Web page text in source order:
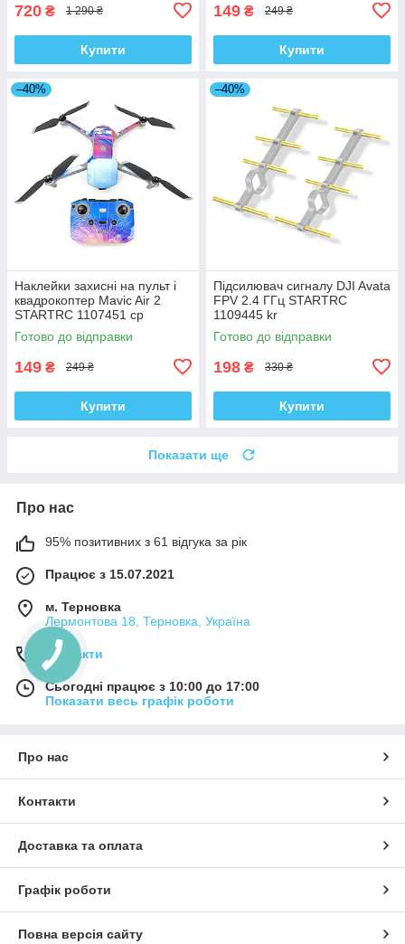
720 ₴ 1 290 ₴
Купити
149 ₴ 249 ₴
Купити
–40%
Наклейки захисні на пульт і
квадрокоптер Mavic Air 2
STARTRC 1107451 cp
Готово до відправки
149 ₴ 249 ₴
Купити
–40%
Підсилювач сигналу DJI Avata
FPV 2.4 ГГц STARTRC
1109445 kr
Готово до відправки
198 ₴ 330 ₴
Купити
Показати ще
Про нас
95% позитивних з 61 відгука за рік
Працює з 15.07.2021
м. Терновка
Лермонтова 18, Терновка, Україна
Контакти
Сьогодні працює з 10:00 до 17:00
Показати весь графік роботи
Про нас
Контакти
Доставка та оплата
Графік роботи
Повна версія сайту